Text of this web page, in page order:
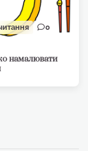
0
намалювати